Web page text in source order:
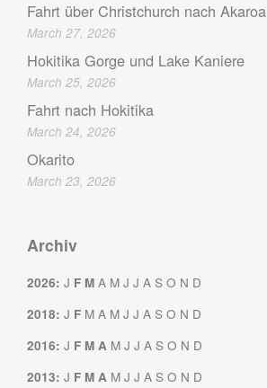
Fahrt über Christchurch nach Akaroa
March 27, 2026
Hokitika Gorge und Lake Kaniere
March 25, 2026
Fahrt nach Hokitika
March 24, 2026
Okarito
March 23, 2026
Archiv
2026: J F M A M J J A S O N D
2018: J F M A M J J A S O N D
2016: J F M A M J J A S O N D
2013: J F M A M J J A S O N D